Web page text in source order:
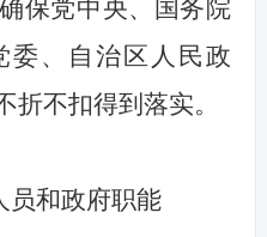
保党中央、国务院
委、自治区人民政
折不扣得到落实。
和政府职能